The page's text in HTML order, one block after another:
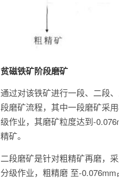
贫磁铁矿阶段磨矿
通过对该铁矿进行一段、二段
段磨矿流程，其中一段磨矿采用
级作业，其磨矿粒度达到-
精矿。
二段磨矿是针对粗精矿再磨，
分级作业，粗精磨 至-0.076mm